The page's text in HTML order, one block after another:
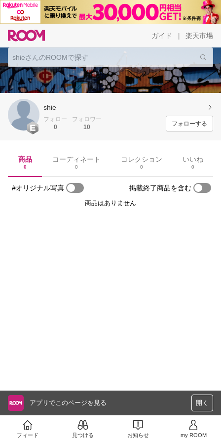
ガイド 楽天市場
shie
フォロー
0
フォロワー
10
フォローする
商品
0
コーディネート
0
コレクション
0
いいね
0
#オリジナル写真 掲載終了商品を含む
商品はありません
アプリでこのページを見る 開く
フィード 見つける お知らせ my ROOM